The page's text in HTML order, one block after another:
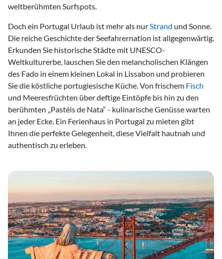
weltberühmten Surfspots.
Doch ein Portugal Urlaub ist mehr als nur Strand und Sonne.
Die reiche Geschichte der Seefahrernation ist allgegenwärtig.
Erkunden Sie historische Städte mit UNESCO-
Weltkulturerbe, lauschen Sie den melancholischen Klängen
des Fado in einem kleinen Lokal in Lissabon und probieren
Sie die köstliche portugiesische Küche. Von frischem Fisch
und Meeresfrüchten über deftige Eintöpfe bis hin zu den
berühmten „Pastéis de Nata“ - kulinarische Genüsse warten
an jeder Ecke. Ein Ferienhaus in Portugal zu mieten gibt
Ihnen die perfekte Gelegenheit, diese Vielfalt hautnah und
authentisch zu erleben.